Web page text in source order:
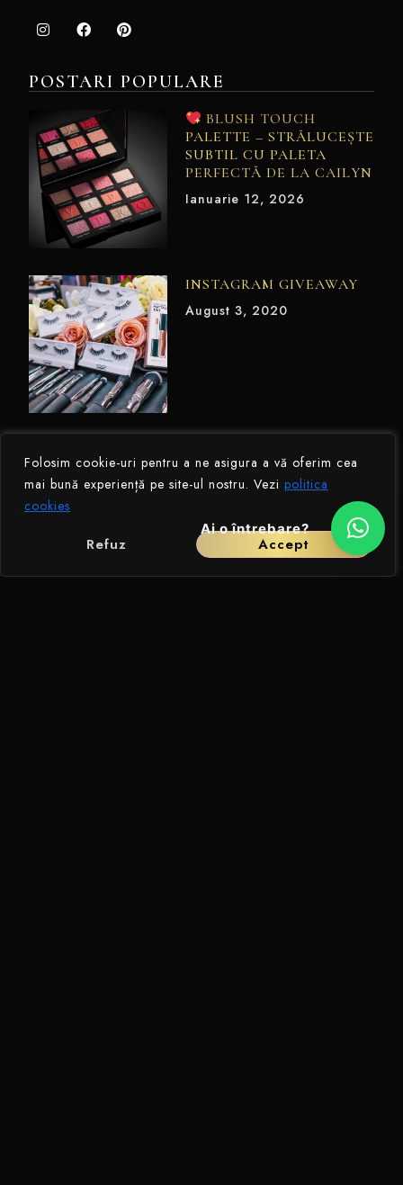
Folosim cookie-uri pentru a ne asigura a vă oferim cea
mai bună experiență pe site-ul nostru. Vezi politica
cookies
Refuz Accept
POSTARI POPULARE
BLUSH TOUCH
PALETTE – STRĂLUCEȘTE
SUBTIL CU PALETA
PERFECTĂ DE LA CAILYN
Ianuarie 12, 2026
INSTAGRAM GIVEAWAY
August 3, 2020
UNDE IMI ACHIZITIONEZ
PRODUSELE DE MAKE-UP
Ai o întrebare?